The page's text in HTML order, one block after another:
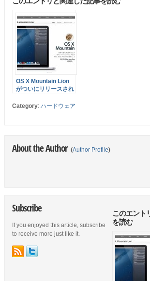
OS X Mountain Lion
がついにリリースされ
11日以降に Mac を購
Category: ハードウェア
About the Author (Author Profile)
このエント
を読む
Subscribe
If you enjoyed this article, subscribe
to receive more just like it.